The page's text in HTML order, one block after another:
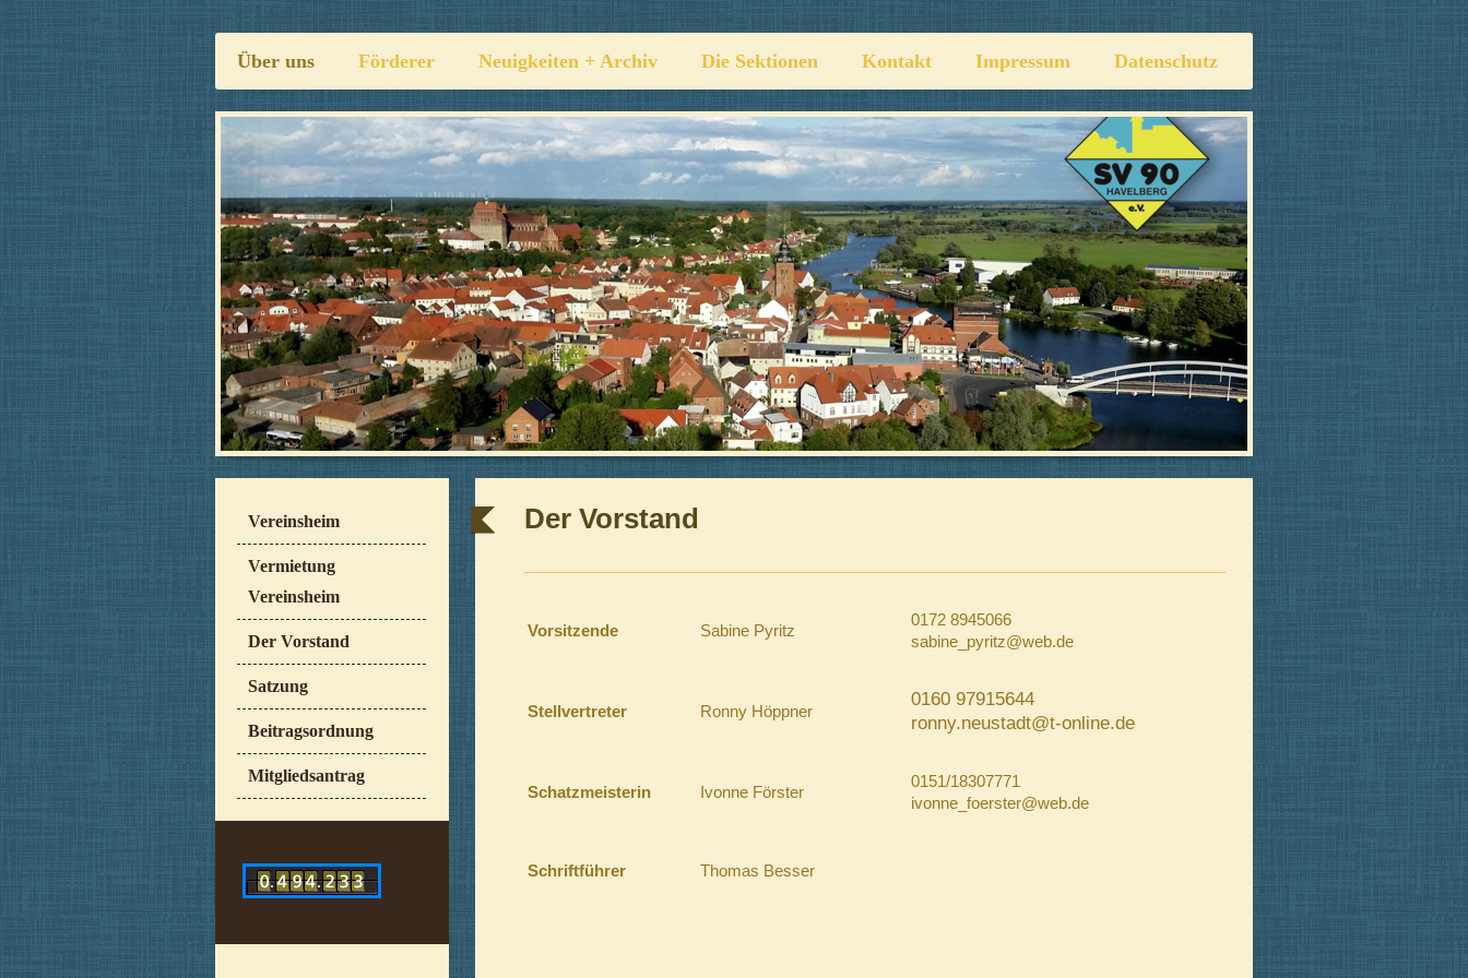
Über uns Förderer Neuigkeiten + Archiv Die Sektionen Kontakt Impressum Datenschutz
Der Vorstand
Vorsitzende Sabine Pyritz
0172 8945066
sabine_pyritz@web.de
Stellvertreter Ronny Höppner
0160 97915644
ronny.neustadt@t-online.de
Schatzmeisterin Ivonne Förster
0151/18307771
ivonne_foerster@web.de
Schriftführer Thomas Besser
Vereinsheim
Vermietung
Vereinsheim
Der Vorstand
Satzung
Beitragsordnung
Mitgliedsantrag